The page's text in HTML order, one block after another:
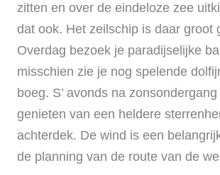
zitten en over de eindeloze zee
dat ook. Het zeilschip is daar groot
Overdag bezoek je paradijselijke
misschien zie je nog spelende
boeg. S’ avonds na
genieten van een heldere
achterdek. De wind is een
de planning van de route van de